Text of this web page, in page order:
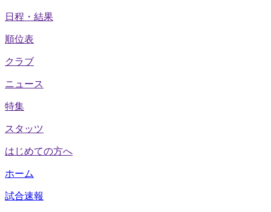
日程・結果
順位表
クラブ
ニュース
特集
スタッツ
はじめての方へ
ホーム
試合速報